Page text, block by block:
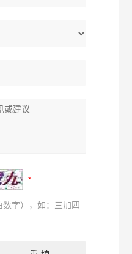
字），如：三加四